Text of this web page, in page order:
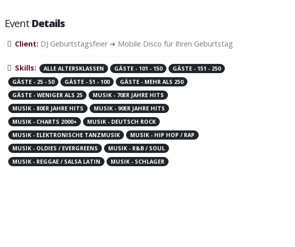
Event Details
Client: DJ Geburtstagsfeier ➜ Mobile Disco für Ihren Geburtstag
Skills: ALLE ALTERSKLASSEN GÄSTE - 101 - 150
GÄSTE - 151 - 250
GÄSTE - 25 - 50
GÄSTE - 51 - 100
GÄSTE - MEHR ALS 250
GÄSTE - WENIGER ALS 25
MUSIK - 70ER JAHRE HITS
MUSIK - 80ER JAHRE HITS
MUSIK - 90ER JAHRE HITS
MUSIK - CHARTS 2000+
MUSIK - DEUTSCH ROCK
MUSIK - ELEKTRONISCHE TANZMUSIK
MUSIK - HIP HOP / RAP
MUSIK - OLDIES / EVERGREENS
MUSIK - R&B / SOUL
MUSIK - REGGAE / SALSA LATIN
MUSIK - SCHLAGER